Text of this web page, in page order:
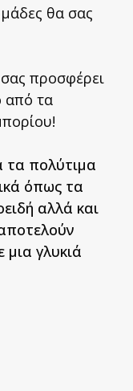
θα σας
προσφέρει
από τα
τα πολύτιμα
όπως τα
αλλά και
γλυκιά